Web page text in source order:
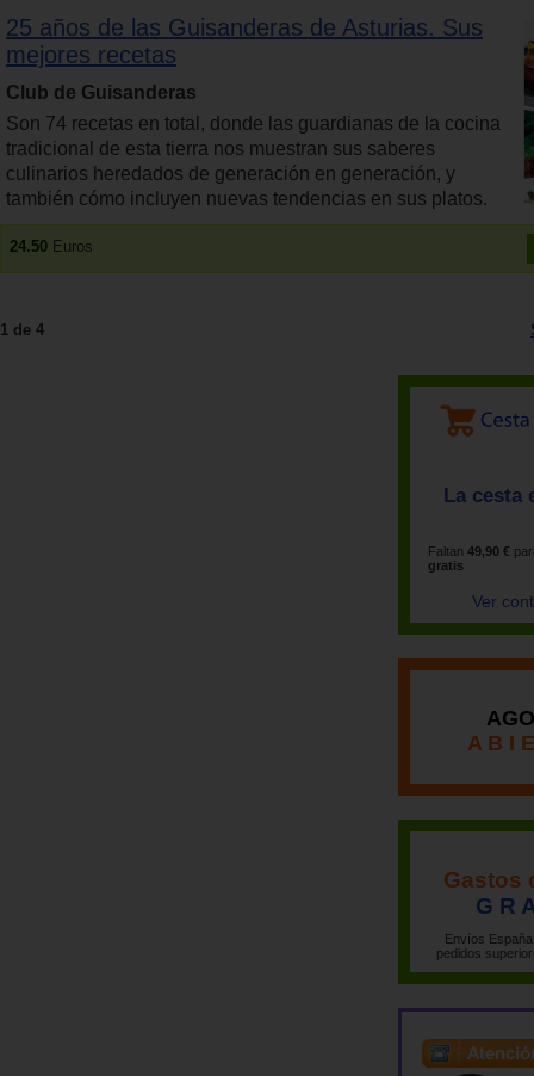
25 años de las Guisanderas de Asturias. Sus
mejores recetas
Club de Guisanderas
Son 74 recetas en total, donde las guardianas de la cocina
tradicional de esta tierra nos muestran sus saberes
culinarios heredados de generación en generación, y
también cómo incluyen nuevas tendencias en sus platos.
24.50 Euros
1 de 4
La cesta
Faltan 49,90 €
gratis
Ver
A B I
Gastos
G R
Envíos
pedidos